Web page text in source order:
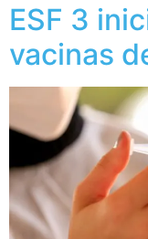
ESF 3
vacinas